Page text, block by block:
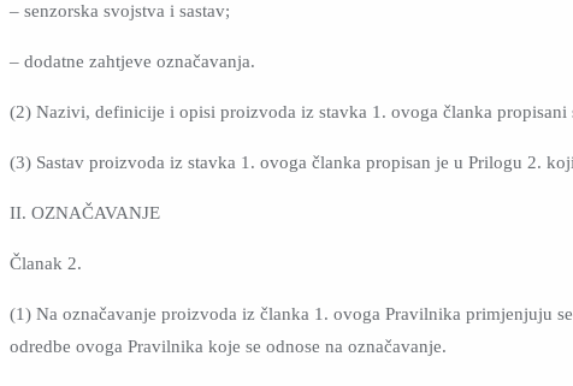
– senzorska svojstva i sastav;
– dodatne zahtjeve označavanja.
(2) Nazivi, definicije i opisi proizvoda iz stavka 1. ovoga članka
(3) Sastav proizvoda iz stavka 1. ovoga članka propisan je u Prilogu 2.
II. OZNAČAVANJE
Članak 2.
(1) Na označavanje proizvoda iz članka 1. ovoga Pravilnika primjenjuju
odredbe ovoga Pravilnika koje se odnose na označavanje.